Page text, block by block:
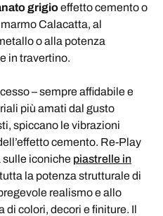
grigioeffetto cemento o
Calacatta, al
o alla potenza
in travertino.
– sempre affidabile e
più amati dal gusto
spiccano le vibrazioni
cemento. Re-Play
sulle iconiche piastrelle in
tutta la potenza strutturale di
realismo e allo
di colori, decori e finiture. Il